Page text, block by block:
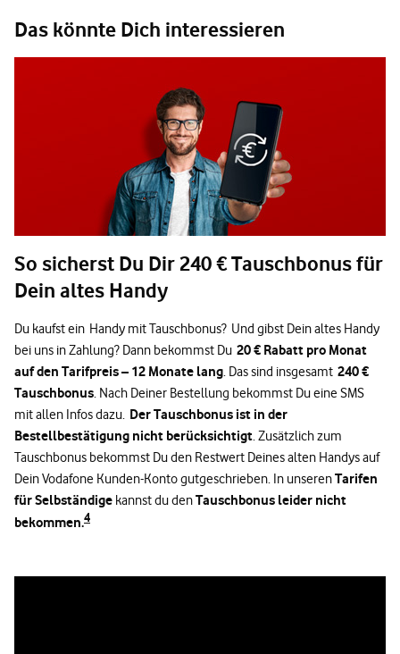
Das könnte Dich interessieren
So sicherst Du Dir 240 € Tauschbonus für
Dein altes Handy
Du kaufst ein Handy mit Tauschbonus? Und gibst Dein altes Handy
bei uns in Zahlung? Dann bekommst Du 20 € Rabatt pro Monat
auf den Tarifpreis – 12 Monate lang . Das sind insgesamt 240 €
Tauschbonus . Nach Deiner Bestellung bekommst Du eine SMS
mit allen Infos dazu. Der Tauschbonus ist in der
Bestellbestätigung nicht berücksichtigt . Zusätzlich zum
Tauschbonus bekommst Du den Restwert Deines alten Handys auf
Dein Vodafone Kunden-Konto gutgeschrieben. In unserenTarifen
für Selbständige kannst du denTauschbonus leider nicht
bekommen.4